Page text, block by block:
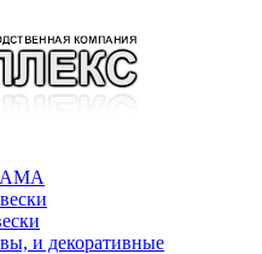
и декоративные